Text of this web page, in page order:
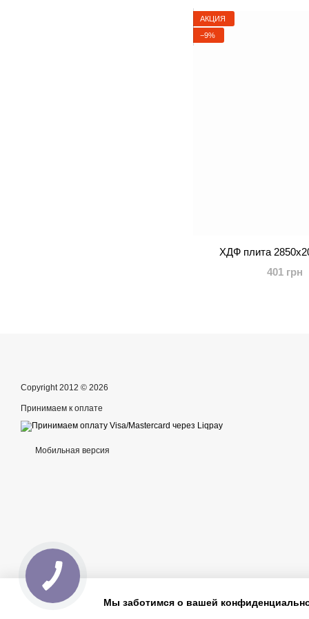
АКЦИЯ
−9%
ХДФ плита
401 грн
Copyright 2012 © 2026
Принимаем к оплате
Мобильная версия
Мы заботимся о вашей